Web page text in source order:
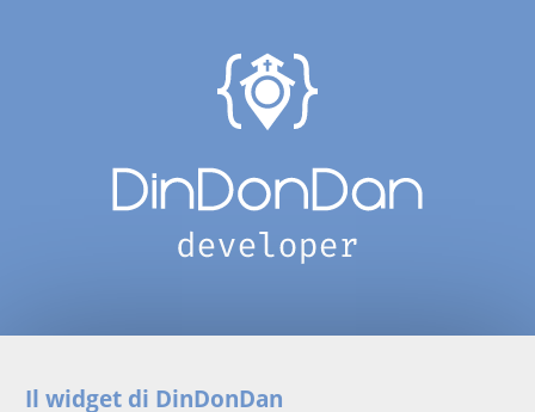
Il widget di DinDonDan